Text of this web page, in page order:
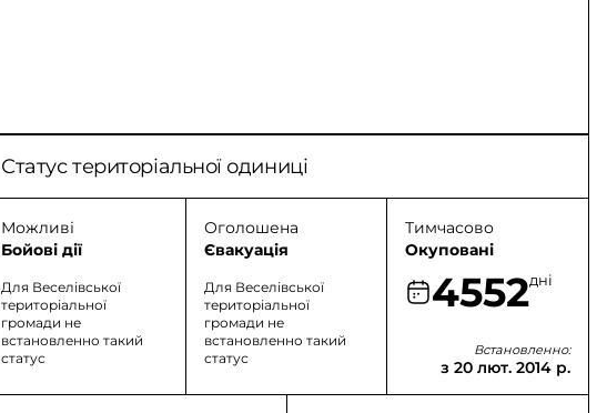
Статус територіальної одиниці
Можливі
Бойові дії
Для Веселівської
територіальної
громади не
встановленно такий
статус
Оголошена
Євакуація
Для Веселівської
територіальної
громади не
встановленно такий
статус
Тимчасово
Окуповані
4552дні
Встановленно:
з 20 лют. 2014 р.